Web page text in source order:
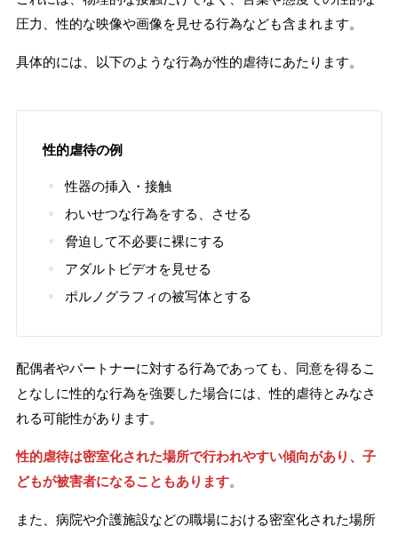
圧力、性的な映像や画像を見せる行為なども含まれます。
具体的には、以下のような行為が性的虐待にあたります。
性的虐待の例
性器の挿入・接触
わいせつな行為をする、させる
脅迫して不必要に裸にする
アダルトビデオを見せる
ポルノグラフィの被写体とする
配偶者やパートナーに対する行為であっても、同意を得るこ
となしに性的な行為を強要した場合には、性的虐待とみなさ
れる可能性があります。
性的虐待は密室化された場所で行われやすい傾向があり、子
どもが被害者になることもあります。
また、病院や介護施設などの職場における密室化された場所